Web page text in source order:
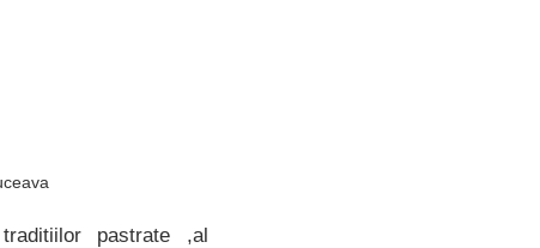
pastrate ,al